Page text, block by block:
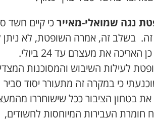
נגה שמואלי-מאיירכי קיים חשד
בשלב זה, אמרה השופטת, לא
אבחנה בין החשודים ועל כן האריכה את מעצרם עד 24 ביולי.
לעילות השיבוש והמסוכנות
כי במקרה זה מתעורר יסוד סביר
בטחון הציבור ככל שישוחררו
חומרת העבירות המיוחסות לחשודים,